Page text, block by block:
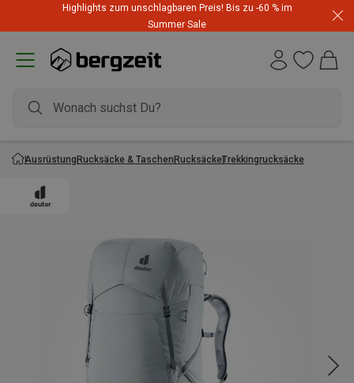
Highlights zum unschlagbaren Preis! Bis zu -60 % im
Summer Sale
AusrüstungRucksäcke & TaschenRucksäckeTrekkingrucksäcke